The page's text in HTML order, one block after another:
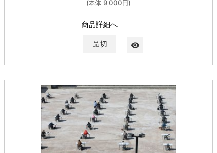
(本体 9,000円)
商品詳細へ
品切 visibility